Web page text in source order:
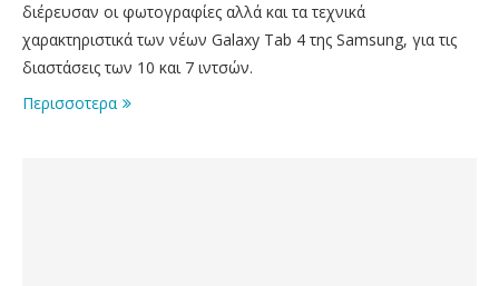
διέρευσαν οι φωτογραφίες αλλά και τα τεχνικά
χαρακτηριστικά των νέων Galaxy Tab 4 της Samsung, για τις
διαστάσεις των 10 και 7 ιντσών.
Περισσοτερα